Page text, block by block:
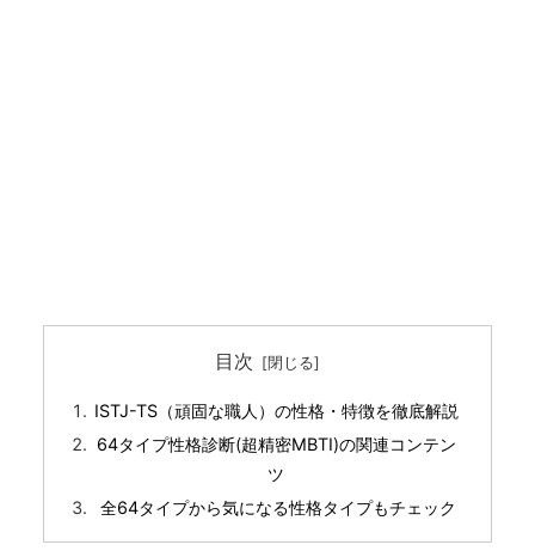
目次
ISTJ-TS（頑固な職人）の性格・特徴を徹底解説
64タイプ性格診断(超精密MBTI)の関連コンテン
ツ
全64タイプから気になる性格タイプもチェック